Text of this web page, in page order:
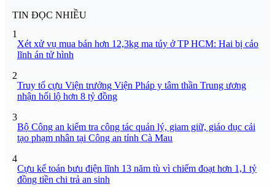
TIN ĐỌC NHIỀU
1
Xét xử vụ mua bán hơn 12,3kg ma túy ở TP HCM: Hai bị cáo
lĩnh án tử hình
2
Truy tố cựu Viện trưởng Viện Pháp y tâm thần Trung ương
nhận hối lộ hơn 8 tỷ đồng
3
Bộ Công an kiểm tra công tác quản lý, giam giữ, giáo dục cải
tạo phạm nhân tại Công an tỉnh Cà Mau
4
Cựu kế toán bưu điện lĩnh 13 năm tù vì chiếm đoạt hơn 1,1 tỷ
đồng tiền chi trả an sinh